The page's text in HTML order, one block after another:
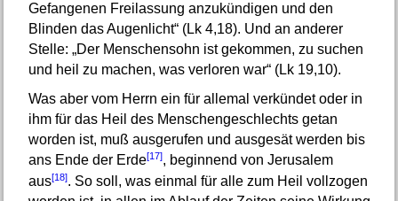
Gefangenen Freilassung anzukündigen und den
Blinden das Augenlicht“ (Lk 4,18). Und an anderer
Stelle: „Der Menschensohn ist gekommen, zu suchen
und heil zu machen, was verloren war“ (Lk 19,10).
Was aber vom Herrn ein für allemal verkündet oder in
ihm für das Heil des Menschengeschlechts getan
worden ist, muß ausgerufen und ausgesät werden bis
ans Ende der Erde[17], beginnend von Jerusalem
aus[18]. So soll, was einmal für alle zum Heil vollzogen